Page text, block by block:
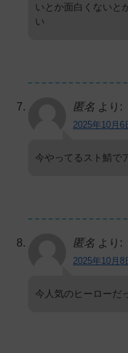
いとか面白くないと
い
匿名 より:
2025年10月6
今やってるスト鯖で
匿名 より:
2025年10月8
今人気のヒーローだ